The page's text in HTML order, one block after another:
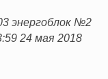
энергоблок №2
24 мая 2018